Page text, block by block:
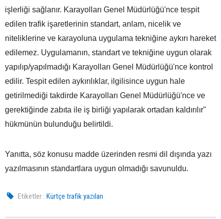
işlerliği sağlanır. Karayolları Genel Müdürlüğü'nce tespit
edilen trafik işaretlerinin standart, anlam, nicelik ve
niteliklerine ve karayoluna uygulama tekniğine aykırı hareket
edilemez. Uygulamanın, standart ve tekniğine uygun olarak
yapılıp/yapılmadığı Karayolları Genel Müdürlüğü'nce kontrol
edilir. Tespit edilen aykırılıklar, ilgilisince uygun hale
getirilmediği takdirde Karayolları Genel Müdürlüğü'nce ve
gerektiğinde zabıta ile iş birliği yapılarak ortadan kaldırılır"
hükmünün bulunduğu belirtildi.
Yanıtta, söz konusu madde üzerinden resmi dil dışında yazı
yazılmasının standartlara uygun olmadığı savunuldu.
Etiketler : Kürtçe trafik yazıları